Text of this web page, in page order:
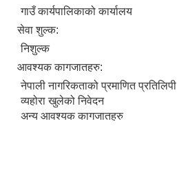
गाउँ कार्यपालिकाको कार्यालय
सेवा शुल्क:
निशुल्क
आवश्यक कागजातहरु:
नेपाली नागरिकताको प्रमाणित प्रतिलिपी
व्यहोरा खुलेको निवेदन
अन्य आवश्यक कागजातहरु